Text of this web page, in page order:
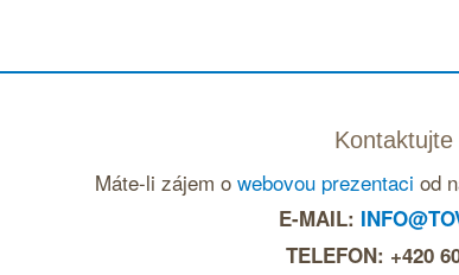
Kontaktujte
Máte-li zájem o webovou prezentaci od
E-MAIL:
TELEFON: +420